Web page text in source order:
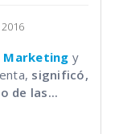
Marketing y
significó,
de las...